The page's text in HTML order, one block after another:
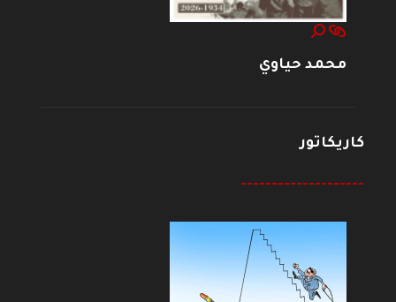
محمد حياوي
كاريكاتور
--------------------